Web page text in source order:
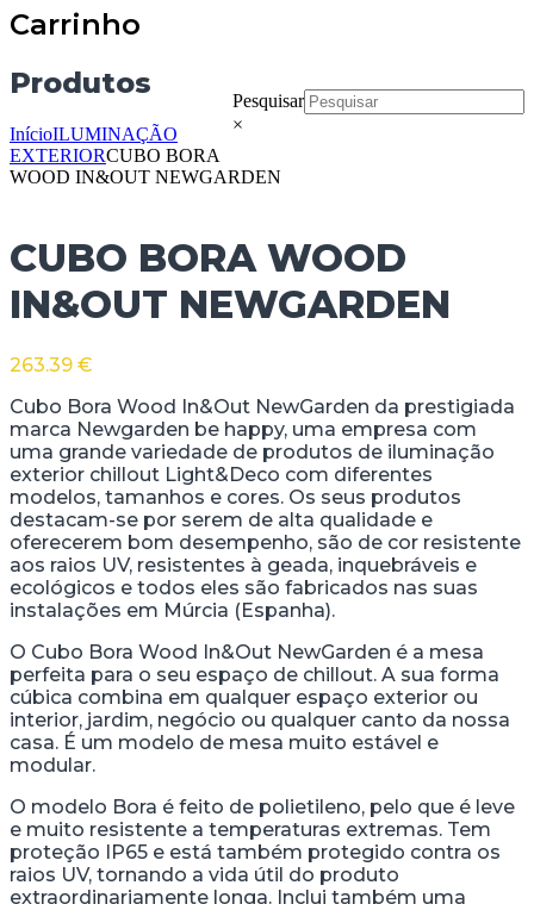
Carrinho
Pesquisar
×
Produtos
InícioILUMINAÇÃO
EXTERIORCUBO BORA
WOOD IN&OUT NEWGARDEN
CUBO BORA WOOD
IN&OUT NEWGARDEN
263.39 €
Cubo Bora Wood In&Out NewGarden da prestigiada
marca Newgarden be happy, uma empresa com
uma grande variedade de produtos de iluminação
exterior chillout Light&Deco com diferentes
modelos, tamanhos e cores. Os seus produtos
destacam-se por serem de alta qualidade e
oferecerem bom desempenho, são de cor resistente
aos raios UV, resistentes à geada, inquebráveis e
ecológicos e todos eles são fabricados nas suas
instalações em Múrcia (Espanha).
O Cubo Bora Wood In&Out NewGarden é a mesa
perfeita para o seu espaço de chillout. A sua forma
cúbica combina em qualquer espaço exterior ou
interior, jardim, negócio ou qualquer canto da nossa
casa. É um modelo de mesa muito estável e
modular.
O modelo Bora é feito de polietileno, pelo que é leve
e muito resistente a temperaturas extremas. Tem
proteção IP65 e está também protegido contra os
raios UV, tornando a vida útil do produto
extraordinariamente longa. Inclui também uma